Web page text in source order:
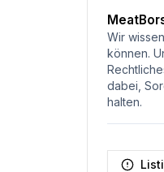
Wir
können.
dabei,
halten.